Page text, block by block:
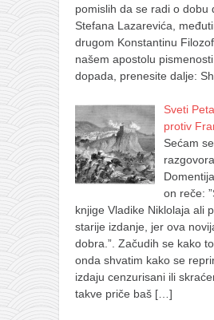
pomislih da se radi o dobu
Stefana Lazarevića,
drugom Konstantinu
našem apostolu
dopada, prenesite dalje:
Sveti
protiv
Sećam
on reče:
knjige Vladike Niklolaja ali
starije izdanje, jer ova
dobra.”. Začudih se kako
onda shvatim kako se
izdaju cenzurisani ili
takve priče baš […]